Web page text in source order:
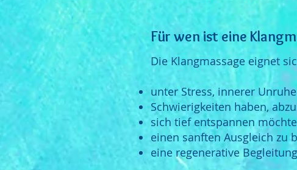
Für wen ist eine
Die Klangmassage eignet
unter Stress, innerer
Schwierigkeiten haben,
sich tief entspannen
einen sanften Ausgleich zu
eine regenerative